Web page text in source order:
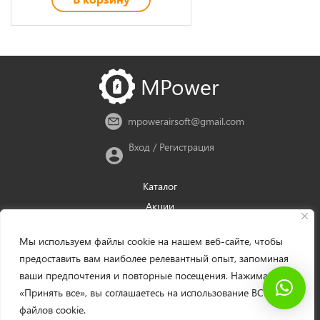
Мы используем файлы cookie на нашем веб-сайте, чтобы
предоставить вам наиболее релевантный опыт, запоминая
ваши предпочтения и повторные посещения. Нажимая
«Принять все», вы соглашаетесь на использование ВСЕХ
файлов cookie.
MPower
mpowerairsoft@gmail.com
Вход / Регистрация
Каталог
Акции
Доставка
Оплата